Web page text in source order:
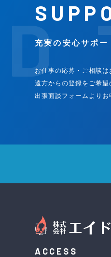
充実の安心サポー
お仕事の応募・ご相談は
遠方からの登録をご希望
出張面談フォームよりお
ACCESS